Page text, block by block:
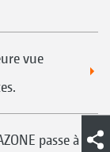
vue
passe à